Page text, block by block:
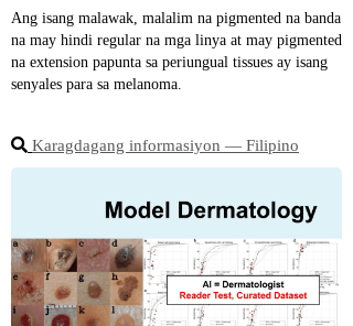
Ang isang malawak, malalim na pigmented na banda
na may hindi regular na mga linya at may pigmented
na extension papunta sa periungual tissues ay isang
senyales para sa melanoma.
Karagdagang informasiyon ― Filipino